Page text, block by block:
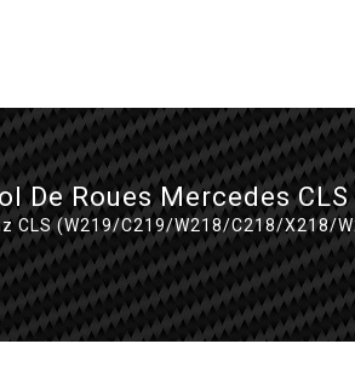
De Roues Mercedes
CLS (W219/C219/W218/C218/X218/